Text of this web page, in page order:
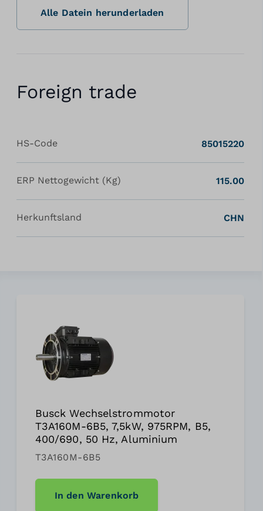
Alle Datein herunderladen
Foreign trade
HS-Code 85015220
ERP Nettogewicht (Kg) 115.00
Herkunftsland CHN
Busck Wechselstrommotor
T3A160M-6B5, 7,5kW, 975RPM, B5,
400/690, 50 Hz, Aluminium
T3A160M-6B5
In den Warenkorb